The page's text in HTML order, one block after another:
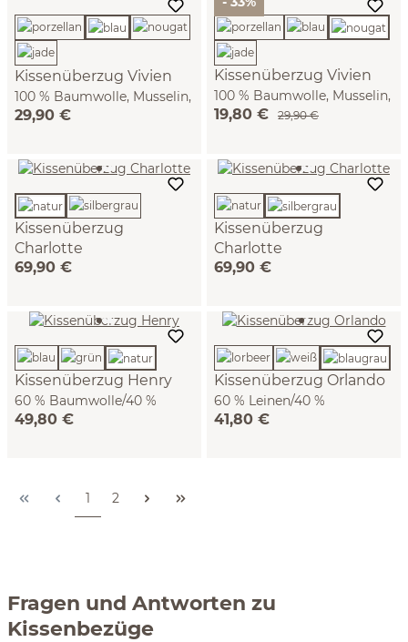
Kissenüberzug Vivien
100 % Baumwolle, Musselin,
GOTS (blau, 40 x 60 cm)
29,90 €
Kissenüberzug Vivien
100 % Baumwolle, Musselin,
GOTS (nougat, 40 x 60 cm)
19,80 € 29,90 €
Kissenüberzug
Charlotte
100 % Leinen, GOTS (natur,
69,90 €
Kissenüberzug
Charlotte
100 % Leinen, GOTS
69,90 €
Kissenüberzug Henry
60 % Baumwolle/40 %
Leinen, GOTS (natur, 40 x
49,80 €
Kissenüberzug Orlando
60 % Leinen/40 %
Baumwolle, Seersucker,
41,80 €
Seite
1 Seite
2
Fragen und Antworten zu
Kissenbezüge